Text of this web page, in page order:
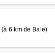
6 km de Bale)